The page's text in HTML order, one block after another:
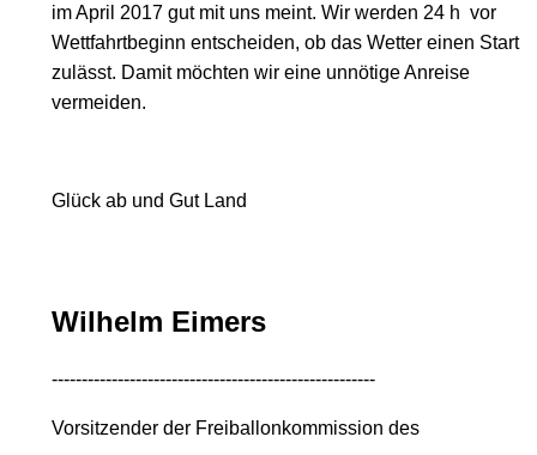
im April 2017 gut mit uns meint. Wir werden 24 h vor
Wettfahrtbeginn entscheiden, ob das Wetter einen Start
zulässt. Damit möchten wir eine unnötige Anreise
vermeiden.
Glück ab und Gut Land
Wilhelm Eimers
------------------------------------------------------
Vorsitzender der Freiballonkommission des